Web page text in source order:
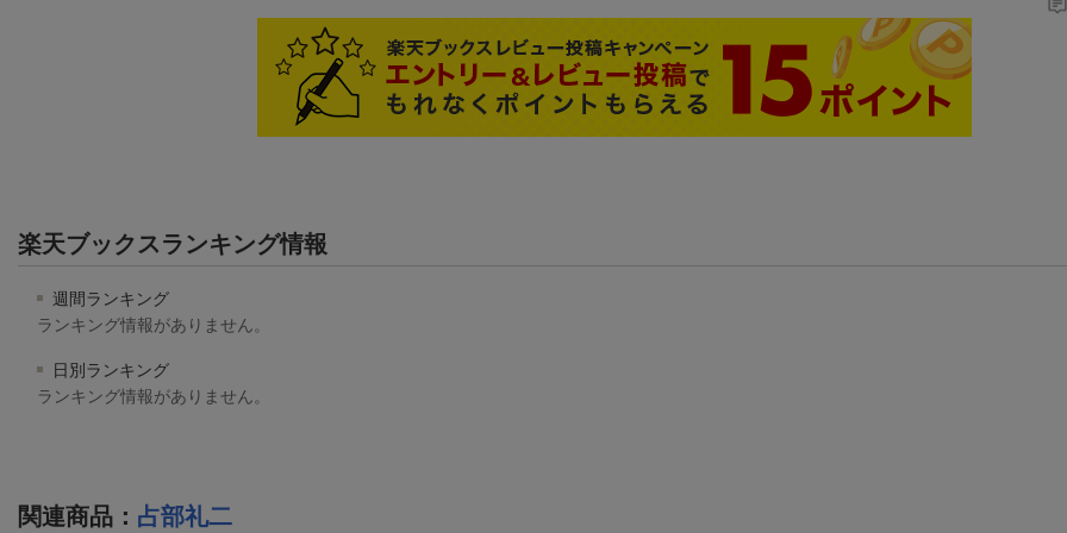
楽天ブックスランキング情報
週間ランキング
ランキング情報がありません。
日別ランキング
ランキング情報がありません。
関連商品 ： 占部礼二